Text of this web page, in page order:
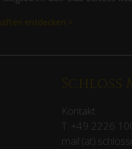
entdecken >
Schloss
Kontakt:
T: +49 2226
mail (at)